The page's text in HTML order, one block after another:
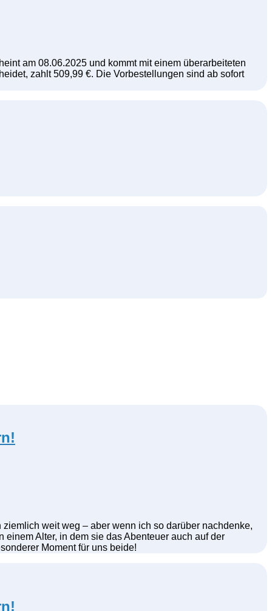
am 08.06.2025 und kommt mit einem überarbeiteten
zahlt 509,99 €. Die Vorbestellungen sind ab sofort
weit weg – aber wenn ich so darüber nachdenke,
Alter, in dem sie das Abenteuer auch auf der
Moment für uns beide!